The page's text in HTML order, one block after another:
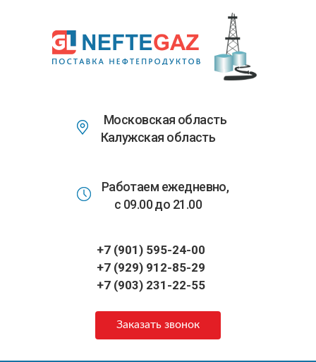
основному
содержанию
Московская область
Калужская область
Работаем ежедневно,
с 09.00 до 21.00
+7 (901) 595-24-00
+7 (929) 912-85-29
+7 (903) 231-22-55
Заказать звонок